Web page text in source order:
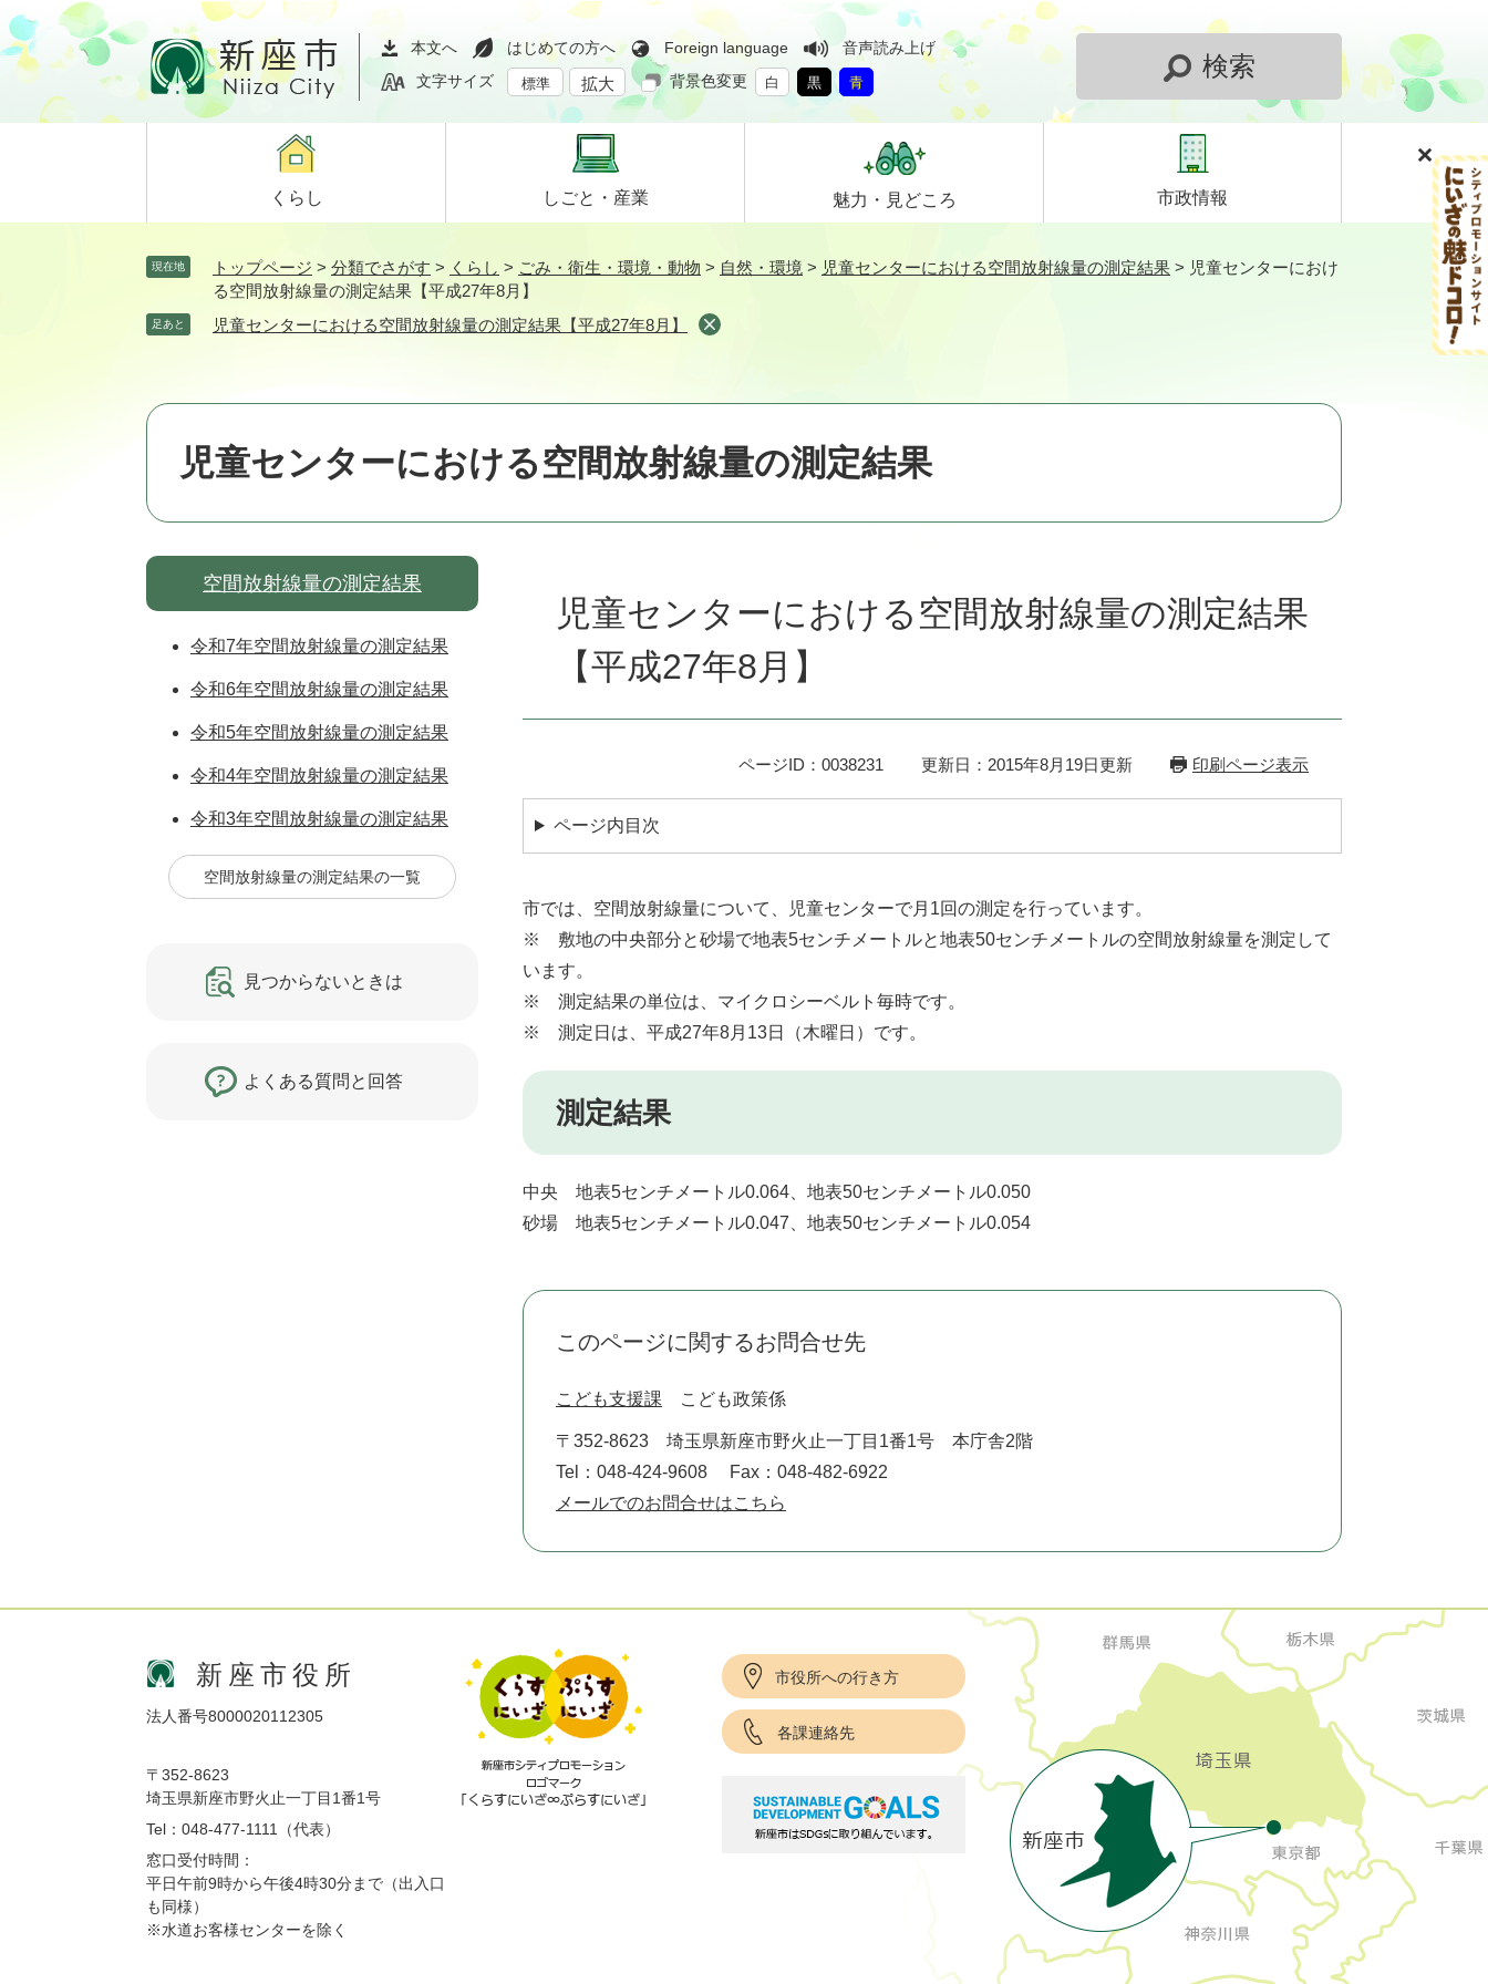
ペ
ー
ジ
メ
ニ
ュ
て
本文へ はじめての方へ Foreign language
音声読み上げ
文字サイズ
標準 拡大 背景色変更 白 黒 青
検索
くらし しごと・ 産業 魅力・ 見どころ 市政情報
現在地 トップページ > 分類でさがす > くらし > ごみ・衛生・環境・動物 > 自然・環境 > 児童センターにおける空間放射線量の測定結果 > 児童センターにおけ
る空間放射線量の測定結果【平成27年8月】
足あと 児童センターにおける空間放射線量の測定結果【平成27年8月】
児童センターにおける空間放射線量の測定結果
児童センターにおける空間放射線量の測定結果
【平成27年8月】
ページID：0038231 更新日：2015年8月19日更新 印刷ページ表示
ページ内目次
市では、空間放射線量について、児童センターで月1回の測定を行っています。
※ 敷地の中央部分と砂場で地表5センチメートルと地表50センチメートルの空間放射線量を測定して
います。
※ 測定結果の単位は、マイクロシーベルト毎時です。
※ 測定日は、平成27年8月13日（木曜日）です。
測定結果
中央 地表5センチメートル0.064、地表50センチメートル0.050
砂場 地表5センチメートル0.047、地表50センチメートル0.054
このページに関するお問合せ先
こども支援課 こども政策係
〒352-8623
埼玉県新座市野火止一丁目1番1号 本庁舎2階
Tel：048-424-9608
Fax：048-482-6922
メールでのお問合せはこちら
空間放射線量の測定結果
令和7年空間放射線量の測定結果
令和6年空間放射線量の測定結果
令和5年空間放射線量の測定結果
令和4年空間放射線量の測定結果
令和3年空間放射線量の測定結果
空間放射線量の測定結果の一覧
見つからないときは
よくある質問と回答
新座市役所
法人番号8000020112305
〒352-8623
埼玉県新座市野火止一丁目1番1号
Tel：048-477-1111（代表）
窓口受付時間：
平日午前9時から午後4時30分まで（出入口
も同様）
※水道お客様センターを除く
市役所への行き方
各課連絡先